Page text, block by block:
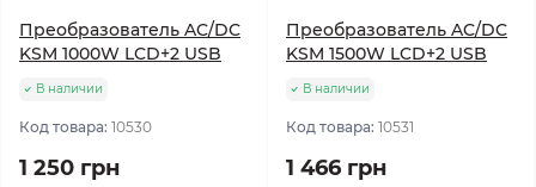
Преобразователь AC/DC
KSM 1000W LCD+2 USB
В наличии
Код товара: 10530
1 250 грн
Преобразователь AC/DC
KSM 1500W LCD+2 USB
В наличии
Код товара: 10531
1 466 грн